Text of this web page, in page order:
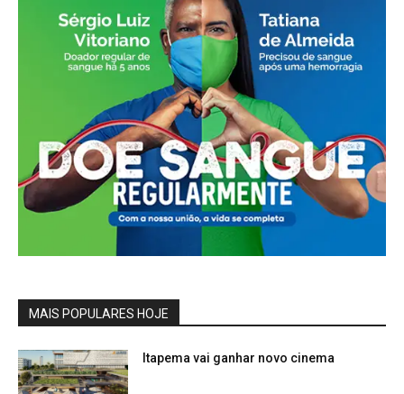
MAIS POPULARES HOJE
Itapema vai ganhar novo cinema